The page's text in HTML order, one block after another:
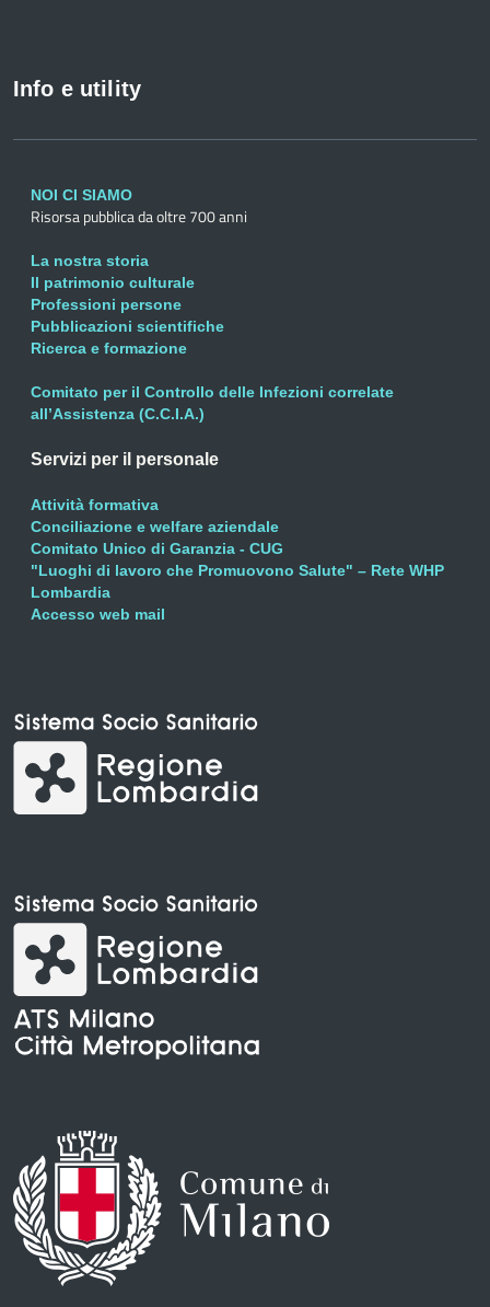
Info e utility
NOI CI SIAMO
Risorsa pubblica da oltre 700 anni
La nostra storia
Il patrimonio culturale
Professioni persone
Pubblicazioni scientifiche
Ricerca e formazione
Comitato per il Controllo delle Infezioni correlate
all’Assistenza (C.C.I.A.)
Servizi per il personale
Attività formativa
Conciliazione e welfare aziendale
Comitato Unico di Garanzia - CUG
"Luoghi di lavoro che Promuovono Salute" – Rete WHP
Lombardia
Accesso web mail